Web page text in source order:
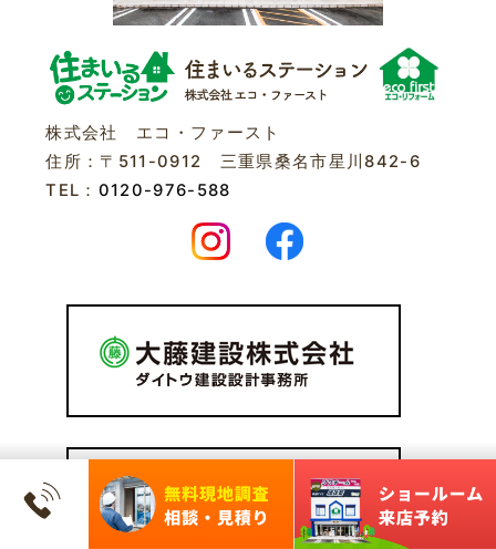
株式会社 エコ・ファースト
住所：〒511-0912 三重県桑名市星川842-6
TEL： 0120-976-588